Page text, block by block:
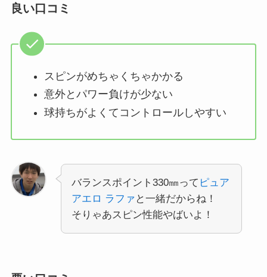
良い口コミ
スピンがめちゃくちゃかかる
意外とパワー負けが少ない
球持ちがよくてコントロールしやすい
バランスポイント330㎜って ピュア
アエロ ラファ と一緒だからね！
そりゃあスピン性能やばいよ！